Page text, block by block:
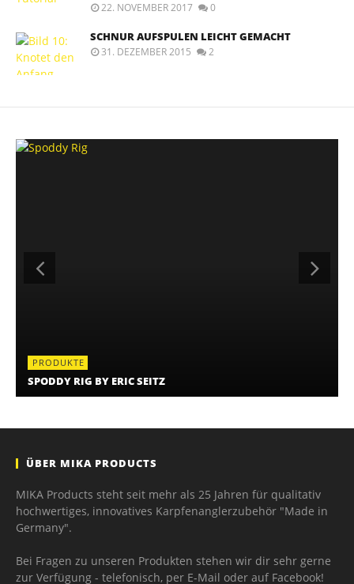
22. NOVEMBER 2017 0
SCHNUR AUFSPULEN LEICHT GEMACHT
31. DEZEMBER 2015 2
PRODUKTE
SPODDY RIG BY ERIC SEITZ
ÜBER MIKA PRODUCTS
MIKA Products steht seit mehr als 25 Jahren für qualitativ
hochwertiges, innovatives Karpfenanglerzubehör "Made in
Germany".
Bei Fragen zu unseren Produkten stehen wir dir sehr gerne
zur Verfügung - telefonisch, per E-Mail oder auf Facebook!